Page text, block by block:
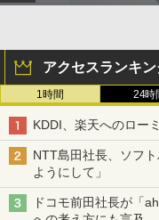
アクセスランキン
1時間 24時
KDDI、楽天へのロー
NTT島田社長、ソフ
ようにして」
ドコモ前田社長が「